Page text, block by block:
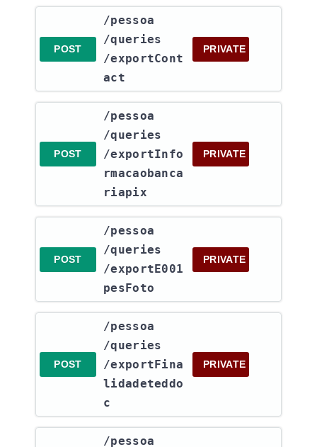
POST
​/pessoa​
/queries​
/exportCont
act
PRIVATE
POST
​/pessoa​
/queries​
/exportInfo
rmacaobanca
riapix
PRIVATE
POST
​/pessoa​
/queries​
/exportE001
pesFoto
PRIVATE
POST
​/pessoa​
/queries​
/exportFina
lidadeteddo
c
PRIVATE
​/pessoa​